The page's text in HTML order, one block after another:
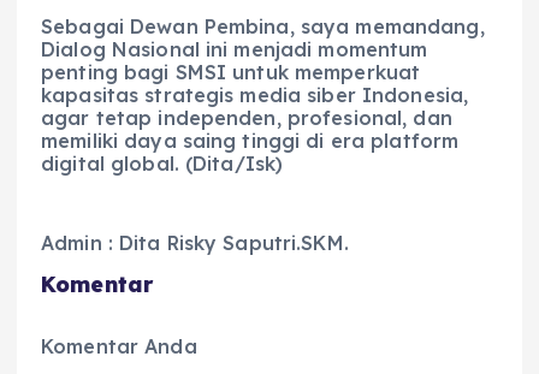
Sebagai Dewan Pembina, saya memandang,
Dialog Nasional ini menjadi momentum
penting bagi SMSI untuk memperkuat
kapasitas strategis media siber Indonesia,
agar tetap independen, profesional, dan
memiliki daya saing tinggi di era platform
digital global. (Dita/Isk)
Admin : Dita Risky Saputri.SKM.
Komentar
Komentar Anda